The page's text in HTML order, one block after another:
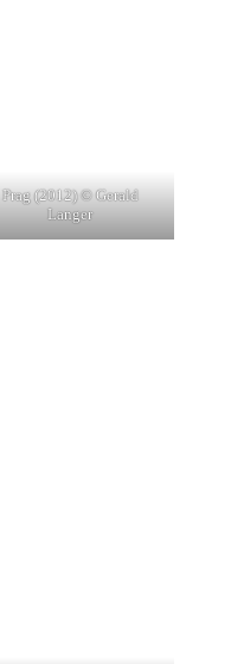
Prag (2012) © Gerald
Langer